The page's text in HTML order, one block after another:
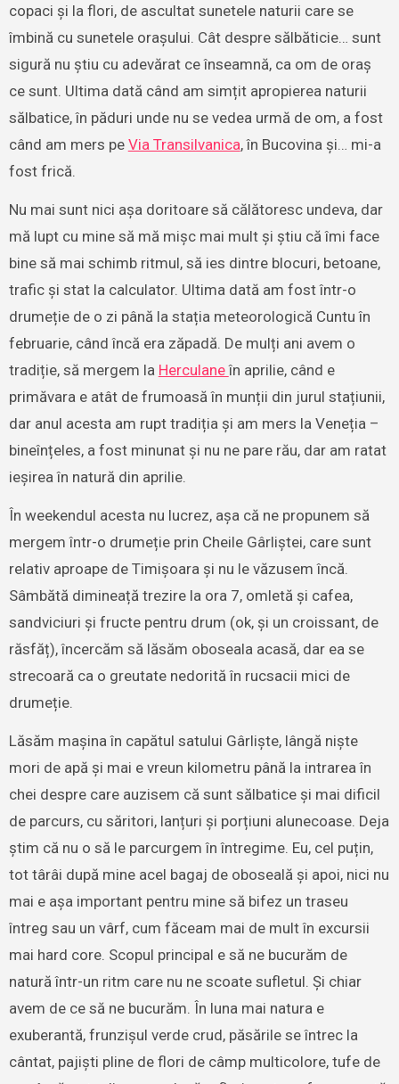
copaci și la flori, de ascultat sunetele naturii care se
îmbină cu sunetele orașului. Cât despre sălbăticie… sunt
sigură nu știu cu adevărat ce înseamnă, ca om de oraș
ce sunt. Ultima dată când am simțit apropierea naturii
sălbatice, în păduri unde nu se vedea urmă de om, a fost
când am mers pe Via Transilvanica, în Bucovina și… mi-a
fost frică.
Nu mai sunt nici așa doritoare să călătoresc undeva, dar
mă lupt cu mine să mă mișc mai mult și știu că îmi face
bine să mai schimb ritmul, să ies dintre blocuri, betoane,
trafic și stat la calculator. Ultima dată am fost într-o
drumeție de o zi până la stația meteorologică Cuntu în
februarie, când încă era zăpadă. De mulți ani avem o
tradiție, să mergem la Herculaneîn aprilie, când e
primăvara e atât de frumoasă în munții din jurul stațiunii,
dar anul acesta am rupt tradiția și am mers la Veneția –
bineînțeles, a fost minunat și nu ne pare rău, dar am ratat
ieșirea în natură din aprilie.
În weekendul acesta nu lucrez, așa că ne propunem să
mergem într-o drumeție prin Cheile Gârliștei, care sunt
relativ aproape de Timișoara și nu le văzusem încă.
Sâmbătă dimineață trezire la ora 7, omletă și cafea,
sandviciuri și fructe pentru drum (ok, și un croissant, de
răsfăț), încercăm să lăsăm oboseala acasă, dar ea se
strecoară ca o greutate nedorită în rucsacii mici de
drumeție.
Lăsăm mașina în capătul satului Gârliște, lângă niște
mori de apă și mai e vreun kilometru până la intrarea în
chei despre care auzisem că sunt sălbatice și mai dificil
de parcurs, cu săritori, lanțuri și porțiuni alunecoase. Deja
știm că nu o să le parcurgem în întregime. Eu, cel puțin,
tot târâi după mine acel bagaj de oboseală și apoi, nici nu
mai e așa important pentru mine să bifez un traseu
întreg sau un vârf, cum făceam mai de mult în excursii
mai hard core. Scopul principal e să ne bucurăm de
natură într-un ritm care nu ne scoate sufletul. Și chiar
avem de ce să ne bucurăm. În luna mai natura e
exuberantă, frunzișul verde crud, păsările se întrec la
cântat, pajiști pline de flori de câmp multicolore, tufe de